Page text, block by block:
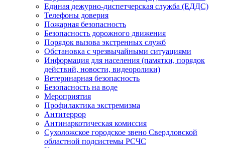
Единая дежурно-диспетчерская служба (ЕДДС)
Телефоны доверия
Пожарная безопасность
Безопасность дорожного движения
Порядок вызова экстренных служб
Обстановка с чрезвычайными ситуациями
Информация для населения (памятки, порядок
действий, новости, видеоролики)
Ветеринарная безопасность
Безопасность на воде
Мероприятия
Профилактика экстремизма
Антитеррор
Антинаркотическая комиссия
Сухоложское городское звено Свердловской
областной подсистемы РСЧС